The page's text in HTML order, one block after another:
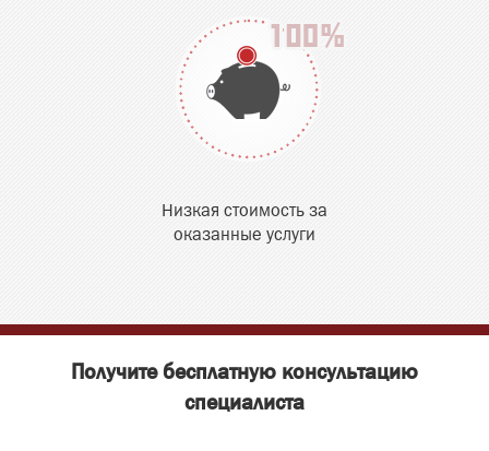
Низкая стоимость за
оказанные услуги
Получите бесплатную консультацию
специалиста